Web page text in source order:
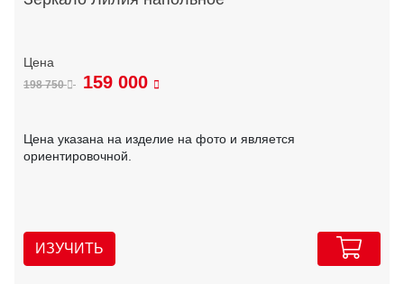
198 750 159 000
Цена указана на изделие на фото и является
ориентировочной.
ИЗУЧИТЬ